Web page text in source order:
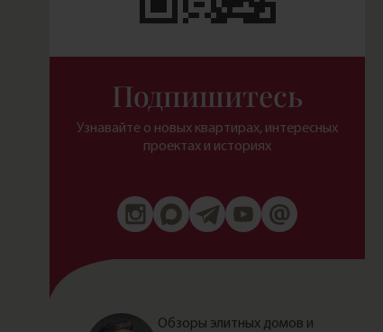
Подпишитесь
Узнавайте о новых квартирах, интересных
проектах и историях
Обзоры элитных домов и